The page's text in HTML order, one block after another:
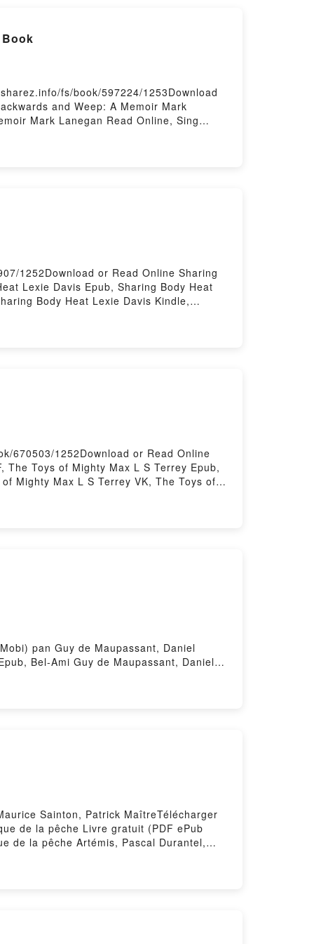
fs/book/597224/1253Download
and Weep: A Memoir Mark
Mark Lanegan Read Online, Sing
and Weep: A Memoir Mark Lanegan
1252Download or Read Online Sharing
Lexie Davis Epub, Sharing Body Heat
Body Heat Lexie Davis Kindle,
670503/1252Download or Read Online
The Toys of Mighty Max L S Terrey Epub,
Mighty Max L S Terrey VK, The Toys of
pan Guy de Maupassant, Daniel
Bel-Ami Guy de Maupassant, Daniel
Maupassant, Daniel Leuwers
Sainton, Patrick MaîtreTélécharger
de la pêche Livre gratuit (PDF ePub
de la pêche Artémis, Pascal Durantel,
Patrick Maître Lire en ligne ,
Maurice Sainton, Patrick Maître